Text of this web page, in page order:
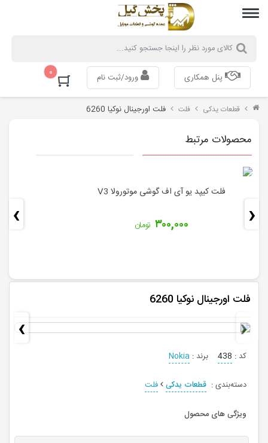
پنل همکاری ورود/ثبت نام ۰
قطعات یدکی فلت فلت اورجینال نوکیا 6260
محصولات مرتبط
فلت کیپد یو‌‌ آی‌ اف گوشی موتورولا V3
۳۰۰,۰۰۰ تومان ‹
›
فلت اورجینال نوکیا 6260
‹
›
کد :
438 برند :
Nokia
دسته‌بندی: قطعات یدکی فلت
ویژگی های محصول